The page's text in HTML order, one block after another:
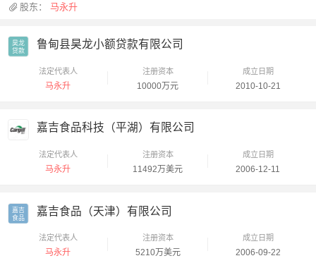
股东：马永升
昊龙
贷款
鲁甸县昊龙小额贷款有限公司
法定代表人
马永升
注册资本
10000万元
成立日期
2010-10-21
嘉吉食品科技（平湖）有限公司
法定代表人
马永升
注册资本
11492万美元
成立日期
2006-12-11
嘉吉
食品
嘉吉食品（天津）有限公司
法定代表人
马永升
注册资本
5210万美元
成立日期
2006-09-22